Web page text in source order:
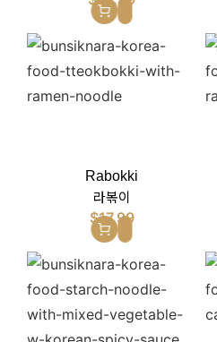
Rabokki
라볶이
$17.99